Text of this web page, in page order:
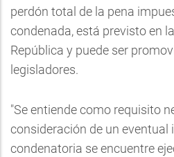
perdón total de la pena
condenada, está previsto en
República y puede ser
legisladores.
"Se entiende como requisito
consideración de un eventual
condenatoria se encuentre